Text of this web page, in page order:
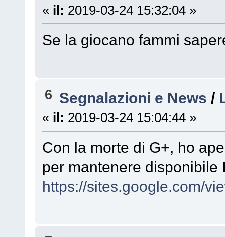
« il: 2019-03-24 15:32:04 »
Se la giocano fammi
6 Segnalazioni e News /
« il: 2019-03-24 15:04:44 »
Con la morte di G+, ho
per mantenere disponibile
https://sites.google.com/